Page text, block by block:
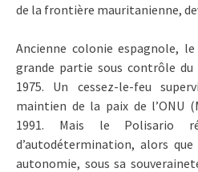
de la frontière mauritanienne,
Ancienne colonie espagnole,
grande partie sous contrôle du
1975. Un cessez-le-feu
maintien de la paix de l’ONU
1991. Mais le Polisario
d’autodétermination, alors
autonomie, sous sa